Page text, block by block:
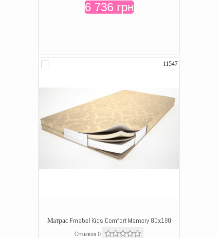
6 736 грн
11547
Матрас Fmebel Kids Comfort Memory 80х190
Отзывов 0